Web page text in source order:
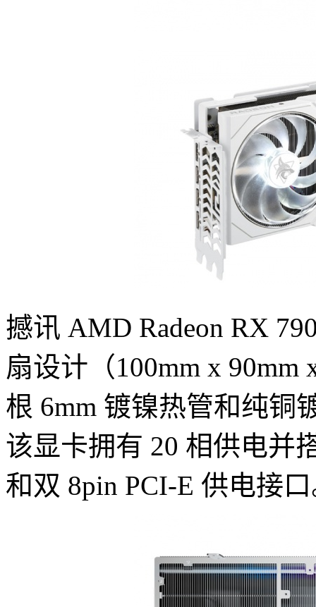
撼讯 AMD Radeon RX
扇设计（100mm x
根 6mm 镀镍热管和纯铜
该显卡拥有 20 相供电并
和双 8pin PCI-E 供电接